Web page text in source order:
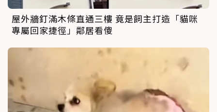
屋外牆釘滿木條直通三樓 竟是飼主打造「貓咪
專屬回家捷徑」鄰居看傻